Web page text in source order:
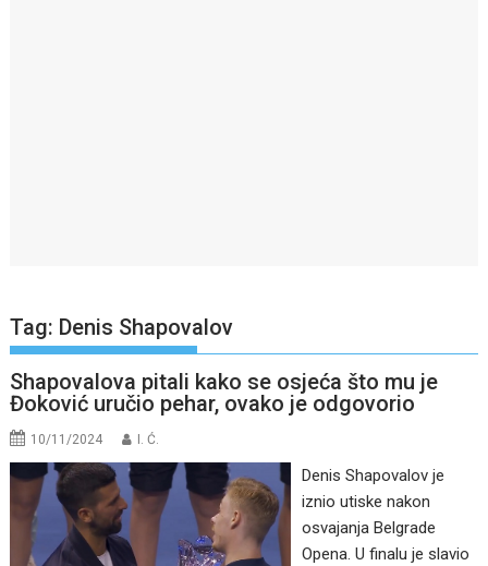
Tag: Denis Shapovalov
Shapovalova pitali kako se osjeća što mu je
Đoković uručio pehar, ovako je odgovorio
10/11/2024 I. Ć.
Denis Shapovalov je
iznio utiske nakon
osvajanja Belgrade
Opena. U finalu je slavio